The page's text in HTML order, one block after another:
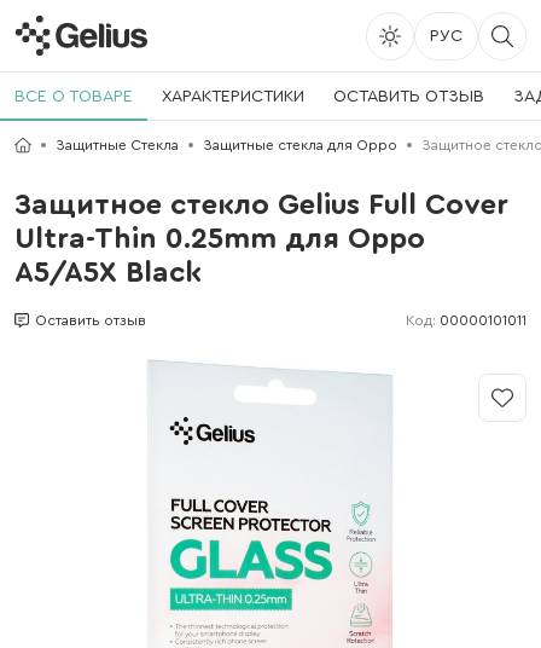
РУС
ВСЕ О ТОВАРЕ ХАРАКТЕРИСТИКИ ОСТАВИТЬ ОТЗЫВ
Защитные Стекла Защитные стекла для Oppo Защитное
Защитное стекло Gelius Full Cover
Ultra-Thin 0.25mm для Oppo
A5/A5X Black
Оставить отзыв Код: 00000101011